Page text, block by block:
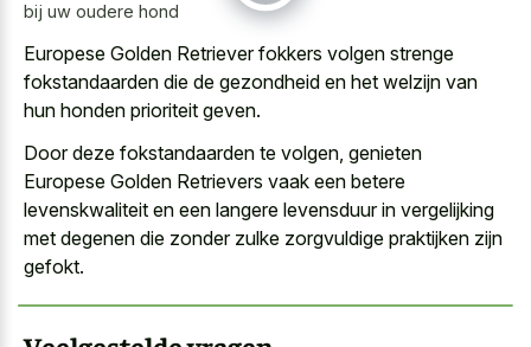
bij uw oudere hond
Europese Golden Retriever fokkers volgen strenge
fokstandaarden die de gezondheid en het welzijn van
hun honden prioriteit geven.
Door deze fokstandaarden te volgen, genieten
Europese Golden Retrievers vaak een betere
levenskwaliteit en een langere levensduurin vergelijking
met degenen die zonder zulke zorgvuldige praktijken zijn
gefokt.